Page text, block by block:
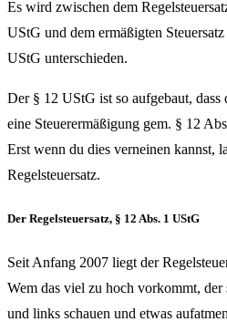
Es wird zwischen dem
UStG und dem ermäßigten
UStG unterschieden.
Der § 12 UStG ist so aufgebaut, dass
eine Steuerermäßigung gem. § 12
Erst wenn du dies verneinen kannst,
Regelsteuersatz.
Der Regelsteuersatz, § 12 Abs. 1 UStG
Seit Anfang 2007 liegt der
Wem das viel zu hoch vorkommt, der
und links schauen und etwas